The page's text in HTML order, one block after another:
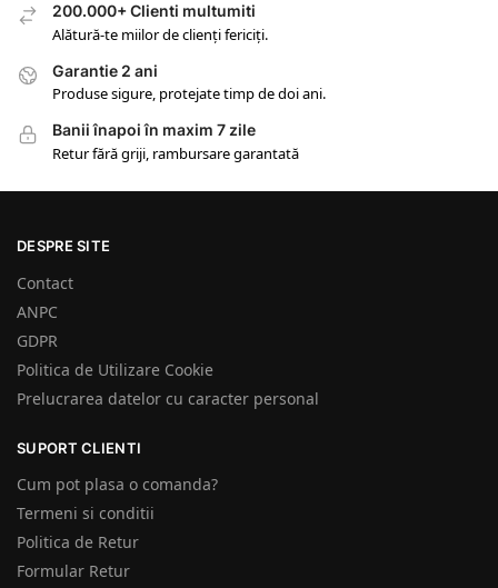
200.000+ Clienti multumiti
Alătură-te miilor de clienți fericiți.
Garantie 2 ani
Produse sigure, protejate timp de doi ani.
Banii înapoi în maxim 7 zile
Retur fără griji, rambursare garantată
DESPRE SITE
Contact
ANPC
GDPR
Politica de Utilizare Cookie
Prelucrarea datelor cu caracter personal
SUPORT CLIENTI
Cum pot plasa o comanda?
Termeni si conditii
Politica de Retur
Formular Retur